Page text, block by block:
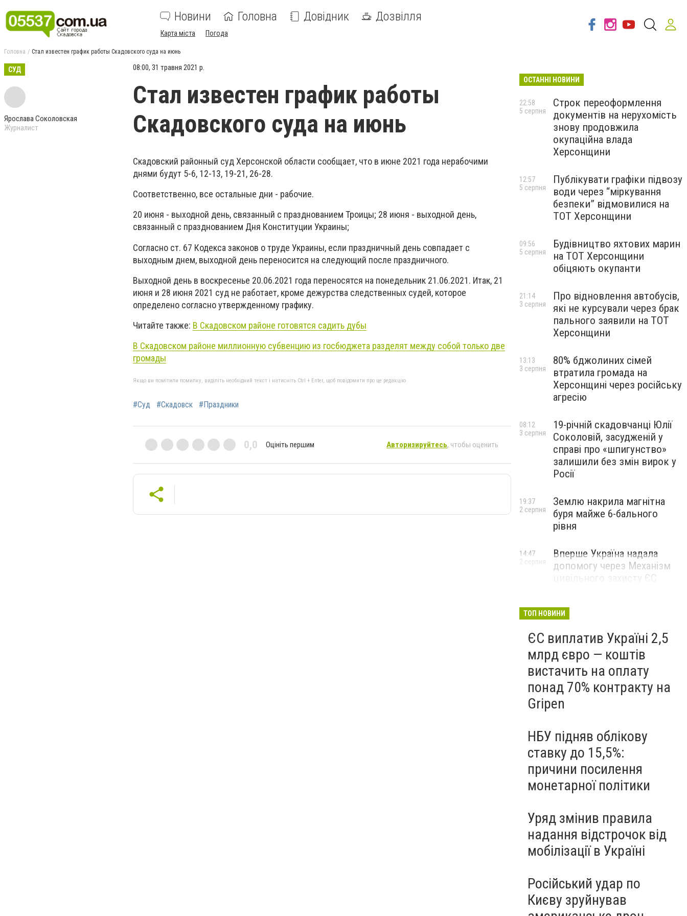
Новини Головна Довідник Дозвілля
Карта міста Погода
Головна Стал известен график работы Скадовского суда на июнь
СУД
Ярослава Соколовская
Журналист
08:00, 31 травня 2021 р.
Стал известен график работы
Скадовского суда на июнь
Скадовский районный суд Херсонской области сообщает, что в июне 2021 года нерабочими
днями будут 5-6, 12-13, 19-21, 26-28.
Соответственно, все остальные дни - рабочие.
20 июня - выходной день, связанный с празднованием Троицы; 28 июня - выходной день,
связанный с празднованием Дня Конституции Украины;
Согласно ст. 67 Кодекса законов о труде Украины, если праздничный день совпадает с
выходным днем, выходной день переносится на следующий после праздничного.
Выходной день в воскресенье 20.06.2021 года переносятся на понедельник 21.06.2021. Итак, 21
июня и 28 июня 2021 суд не работает, кроме дежурства следственных судей, которое
определено согласно утвержденному графику.
Читайте также: В Скадовском районе готовятся садить дубы
В Скадовском районе миллионную субвенцию из госбюджета разделят между собой только две
громады
Якщо ви помітили помилку, виділіть необхідний текст і натисніть Ctrl + Enter, щоб повідомити про це редакцію
#Суд #Скадовск #Праздники
0,0 Оцініть першим Авторизируйтесь, чтобы оценить
ОСТАННІ НОВИНИ
Строк переоформлення
документів на нерухомість
знову продовжила
окупаційна влада
Херсонщини
22:58
5 серпня
Публікувати графіки підвозу
води через “міркування
безпеки” відмовилися на
ТОТ Херсонщини
12:57
5 серпня
Будівництво яхтових марин
на ТОТ Херсонщини
обіцяють окупанти
09:56
5 серпня
Про відновлення автобусів,
які не курсували через брак
пального заявили на ТОТ
Херсонщини
21:14
3 серпня
80% бджолиних сімей
втратила громада на
Херсонщині через російську
агресію
13:13
3 серпня
19-річній скадовчанці Юлії
Соколовій, засудженій у
справі про «шпигунство»
залишили без змін вирок у
Росії
08:12
3 серпня
Землю накрила магнітна
буря майже 6-бального
рівня
19:37
2 серпня
Вперше Україна надала
допомогу через Механізм
цивільного захисту ЄС
14:47
2 серпня
ТОП НОВИНИ
ЄС виплатив Україні 2,5
млрд євро — коштів
вистачить на оплату
понад 70% контракту на
Gripen
НБУ підняв облікову
ставку до 15,5%:
причини посилення
монетарної політики
Уряд змінив правила
надання відстрочок від
мобілізації в Україні
Російський удар по
Києву зруйнував